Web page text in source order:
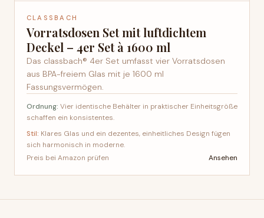
CLASSBACH
Vorratsdosen Set mit luftdichtem
Deckel – 4er Set à 1600 ml
Das classbach® 4er Set umfasst vier Vorratsdosen
aus BPA-freiem Glas mit je 1600 ml
Fassungsvermögen.
Ordnung: Vier identische Behälter in praktischer Einheitsgröße
schaffen ein konsistentes.
Stil: Klares Glas und ein dezentes, einheitliches Design fügen
sich harmonisch in moderne.
Preis bei Amazon prüfen
Ansehen